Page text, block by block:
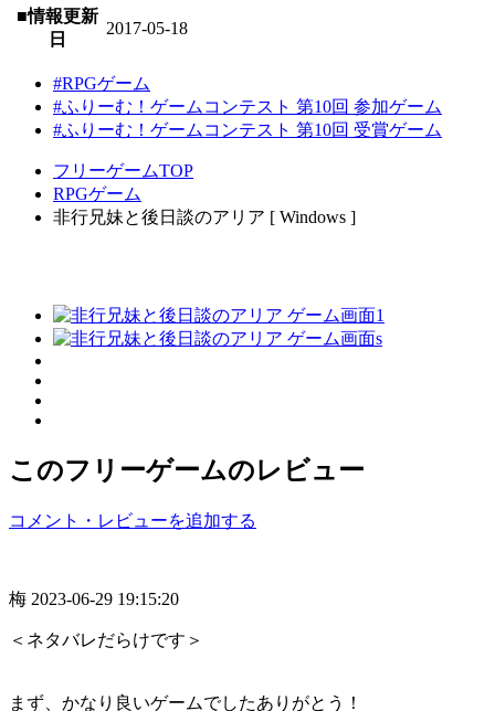
■情報更新
日
2017-05-18
#RPGゲーム
#ふりーむ！ゲームコンテスト 第10回 参加ゲーム
#ふりーむ！ゲームコンテスト 第10回 受賞ゲーム
フリーゲームTOP
RPGゲーム
非行兄妹と後日談のアリア [ Windows ]
このフリーゲームのレビュー
コメント・レビューを追加する
梅 2023-06-29 19:15:20
＜ネタバレだらけです＞
まず、かなり良いゲームでしたありがとう！